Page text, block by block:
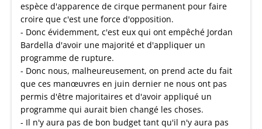
espèce d'apparence de cirque permanent pour faire
croire que c'est une force d'opposition.
- Donc évidemment, c'est eux qui ont empêché Jordan
Bardella d'avoir une majorité et d'appliquer un
programme de rupture.
- Donc nous, malheureusement, on prend acte du fait
que ces manœuvres en juin dernier ne nous ont pas
permis d'être majoritaires et d'avoir appliqué un
programme qui aurait bien changé les choses.
- Il n'y aura pas de bon budget tant qu'il n'y aura pas